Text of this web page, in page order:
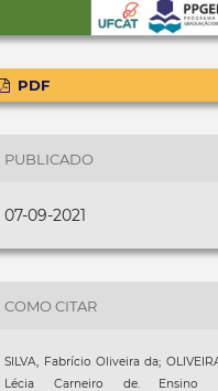
PDF
PUBLICADO
07-09-2021
COMO CITAR
SILVA, Fabrício Oliveira da;
Lécia Carneiro de. Ensino